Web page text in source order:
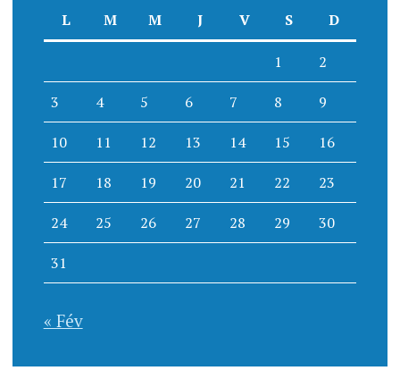
L M M J V S D
1 2
3 4 5 6 7 8 9
10 11 12 13 14 15 16
17 18 19 20 21 22 23
24 25 26 27 28 29 30
31
« Fév